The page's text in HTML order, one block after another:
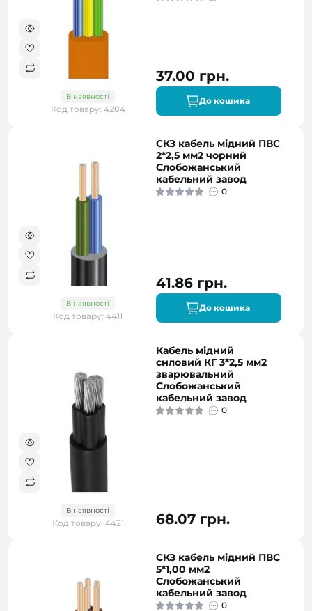
В наявності
Код товару: 4284
37.00 грн.
До кошика
В наявності
Код товару: 4411
СКЗ кабель мідний ПВС
2*2,5 мм2 чорний
Слобожанський
кабельний завод
0
41.86 грн.
До кошика
В наявності
Код товару: 4421
Кабель мідний
силовий КГ 3*2,5 мм2
зварювальний
Слобожанський
кабельний завод
0
68.07 грн.
СКЗ кабель мідний ПВС
5*1,00 мм2
Слобожанський
кабельний завод
0